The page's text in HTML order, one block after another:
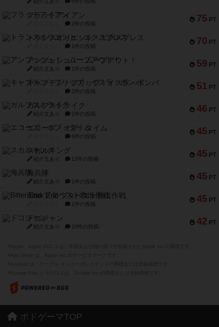
75 PT
フラットアイアン
2件の投稿
70 PT
トランスオリエント・エクスプレス
1件の投稿
59 PT
アンブッシュ！：ムーブアウト！
紹介文あり 1件の投稿
51 PT
キャプテン・フリップ：イスラ・ボンバ
2件の投稿
46 PT
ガルフストライク
紹介文あり 1件の投稿
45 PT
エコーズ・オブ・タイム
8件の投稿
45 PT
スカルキング
紹介文あり 12件の投稿
45 PT
海兵隊
紹介文あり 1件の投稿
45 PT
Bitter End ブタペスト救出作戦
1件の投稿
42 PT
ドコジャン
紹介文あり 10件の投稿
ボドゲーマTOP